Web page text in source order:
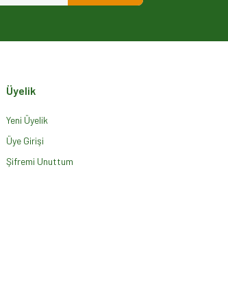
Üyelik
Yeni Üyelik
Üye Girişi
Şifremi Unuttum